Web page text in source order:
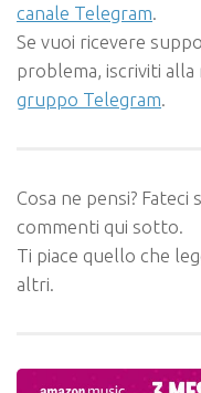
canale Telegram
Se vuoi ricevere
problema, iscriviti alla
gruppo Telegram
Cosa ne pensi?
commenti qui sotto.
Ti piace quello che
altri.